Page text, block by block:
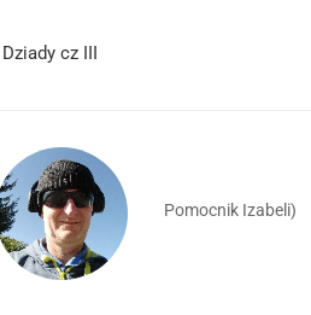
Dziady cz III
Pomocnik Izabeli)